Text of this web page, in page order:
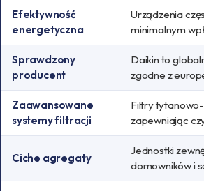
Efektywność
energetyczna
Urządzenia
minimalnym
Sprawdzony
producent
Daikin to
zgodne z
Zaawansowane
systemy filtracji
Filtry
zapewniając
Ciche agregaty
Jednostki
domowników i